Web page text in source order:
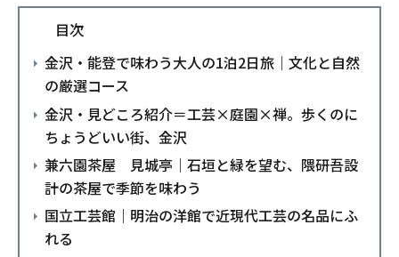
目次
金沢・能登で味わう大人の1泊2日旅｜文化と自然
の厳選コース
金沢・見どころ紹介＝工芸×庭園×禅。歩くのに
ちょうどいい街、金沢
兼六園茶屋 見城亭｜石垣と緑を望む、隈研吾設
計の茶屋で季節を味わう
国立工芸館｜明治の洋館で近現代工芸の名品にふ
れる